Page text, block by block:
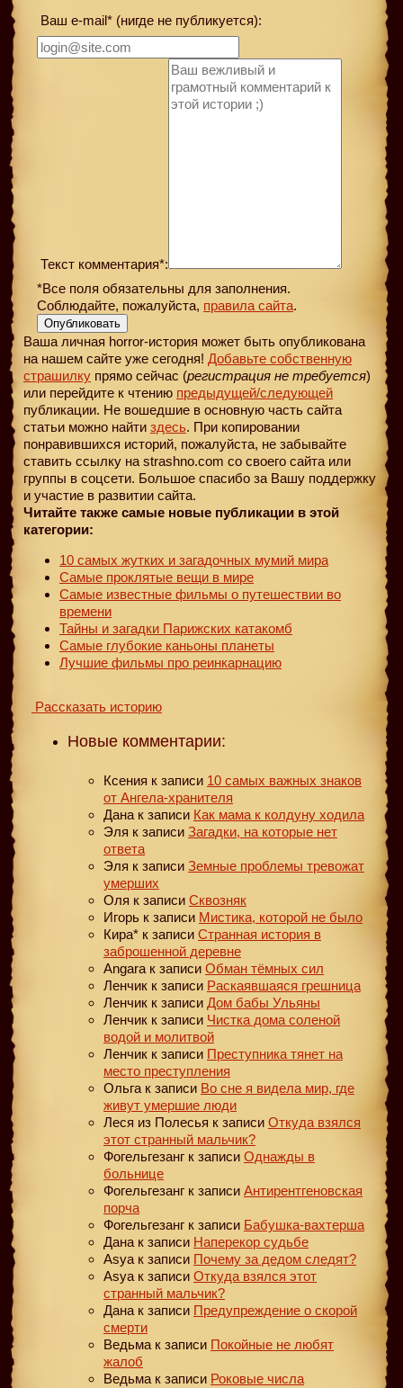
Ваш e-mail* (нигде не публикуется):
Текст комментария*:
*Все поля обязательны для заполнения.
Соблюдайте, пожалуйста, правила сайта.
Опубликовать
Ваша личная horror-история может быть опубликована
на нашем сайте уже сегодня! Добавьте собственную
страшилку прямо сейчас (регистрация не требуется)
или перейдите к чтению предыдущей/следующей
публикации. Не вошедшие в основную часть сайта
статьи можно найти здесь. При копировании
понравившихся историй, пожалуйста, не забывайте
ставить ссылку на strashno.com со своего сайта или
группы в соцсети. Большое спасибо за Вашу поддержку
и участие в развитии сайта.
Читайте также самые новые публикации в этой
категории:
10 самых жутких и загадочных мумий мира
Самые проклятые вещи в мире
Самые известные фильмы о путешествии во
времени
Тайны и загадки Парижских катакомб
Самые глубокие каньоны планеты
Лучшие фильмы про реинкарнацию
Рассказать историю
Новые комментарии:
Ксения к записи 10 самых важных знаков
от Ангела-хранителя
Дана к записи Как мама к колдуну ходила
Эля к записи Загадки, на которые нет
ответа
Эля к записи Земные проблемы тревожат
умерших
Оля к записи Сквозняк
Игорь к записи Мистика, которой не было
Кира* к записи Странная история в
заброшенной деревне
Angara к записи Обман тёмных сил
Ленчик к записи Раскаявшаяся грешница
Ленчик к записи Дом бабы Ульяны
Ленчик к записи Чистка дома соленой
водой и молитвой
Ленчик к записи Преступника тянет на
место преступления
Ольга к записи Во сне я видела мир, где
живут умершие люди
Леся из Полесья к записи Откуда взялся
этот странный мальчик?
Фогельгезанг к записи Однажды в
больнице
Фогельгезанг к записи Антирентгеновская
порча
Фогельгезанг к записи Бабушка-вахтерша
Дана к записи Наперекор судьбе
Asya к записи Почему за дедом следят?
Asya к записи Откуда взялся этот
странный мальчик?
Дана к записи Предупреждение о скорой
смерти
Ведьма к записи Покойные не любят
жалоб
Ведьма к записи Роковые числа